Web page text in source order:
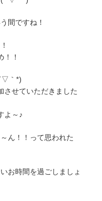
間ですね！
！！
｀*)
させていただきました
よ～♪
ん！！って思われた
お時間を過ごしましょ